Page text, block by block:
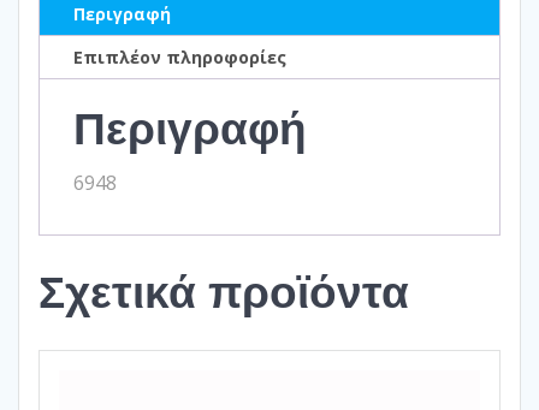
Περιγραφή
Επιπλέον πληροφορίες
Περιγραφή
6948
Σχετικά προϊόντα